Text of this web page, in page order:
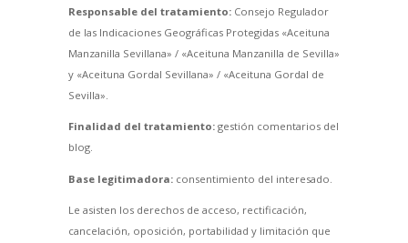
Responsable del tratamiento:Consejo Regulador
de las Indicaciones Geográficas Protegidas «Aceituna
Manzanilla Sevillana» / «Aceituna Manzanilla de Sevilla»
y «Aceituna Gordal Sevillana» / «Aceituna Gordal de
Sevilla».
Finalidad del tratamiento:gestión comentarios del
blog.
Base legitimadora:consentimiento del interesado.
Le asisten los derechos de acceso, rectificación,
cancelación, oposición, portabilidad y limitación que